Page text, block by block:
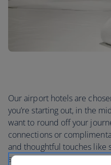
Our airport hotels are
you’re starting out, in the
want to round off your
connections or
and thoughtful touches like
supremely comfortable